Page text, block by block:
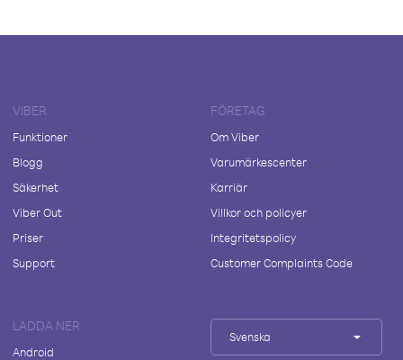
VIBER
Funktioner
Blogg
Säkerhet
Viber Out
Priser
Support
FÖRETAG
Om Viber
Varumärkescenter
Karriär
Villkor och policyer
Integritetspolicy
Customer Complaints Code
LADDA NER
Android
Svenska